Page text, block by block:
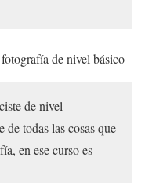
de nivel básico
de nivel
todas las cosas que
en ese curso es